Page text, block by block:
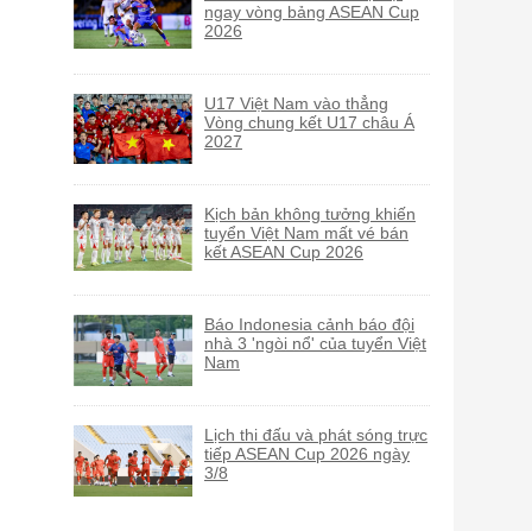
ngay vòng bảng ASEAN Cup
2026
U17 Việt Nam vào thẳng
Vòng chung kết U17 châu Á
2027
Kịch bản không tưởng khiến
tuyển Việt Nam mất vé bán
kết ASEAN Cup 2026
Báo Indonesia cảnh báo đội
nhà 3 'ngòi nổ' của tuyển Việt
Nam
Lịch thi đấu và phát sóng trực
tiếp ASEAN Cup 2026 ngày
3/8